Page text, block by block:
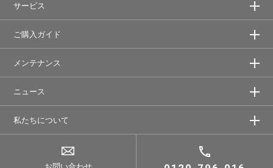
サービス
ご購入ガイド
メンテナンス
ニュース
私たちについて